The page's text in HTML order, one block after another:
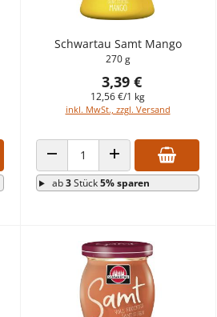
Schwartau Samt Mango
270 g
3,39 €
12,56 €/1 kg
inkl. MwSt., zzgl. Versand
ANZAHL VERRINGERNANZAHL ERHÖHEN
ab3Stück5% sparen